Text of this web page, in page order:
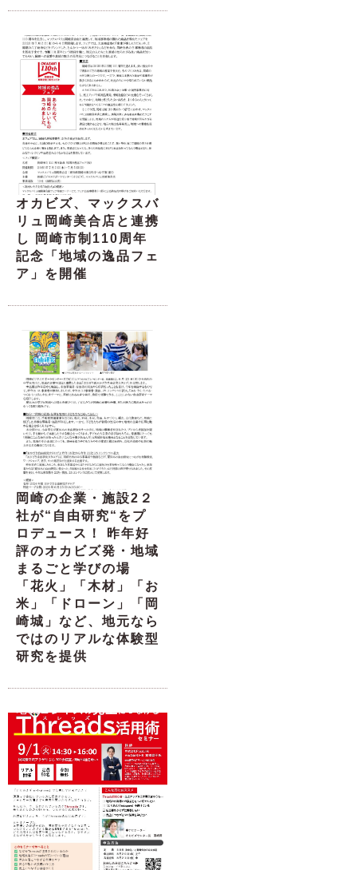
オカビズ、マックスバ
リュ岡崎美合店と連携
し 岡崎市制110周年
記念「地域の逸品フェ
ア」を開催
岡崎の企業・施設2２
社が“自由研究“をプ
ロデュース！ 昨年好
評のオカビズ発・地域
まるごと学びの場
「花火」「木材」「お
米」「ドローン」「岡
崎城」など、地元なら
ではのリアルな体験型
研究を提供